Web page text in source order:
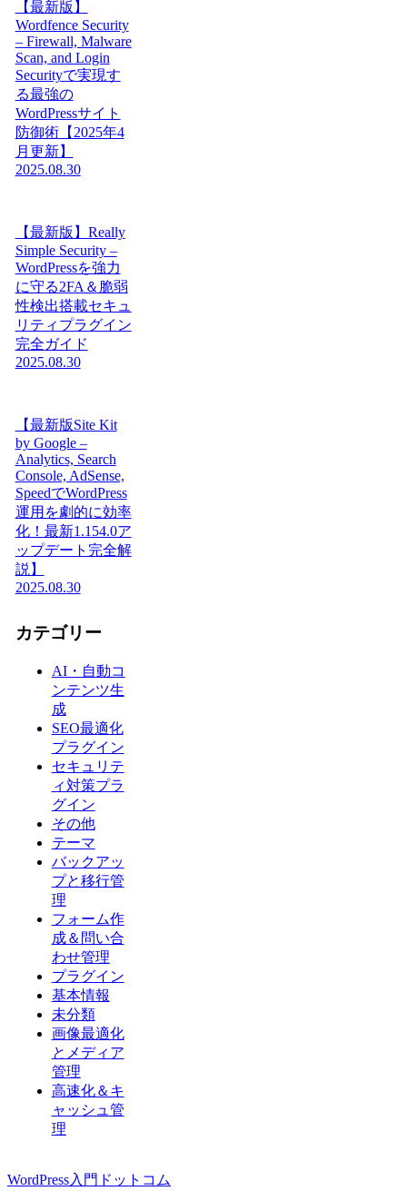
【最新版】
Wordfence Security
– Firewall, Malware
Scan, and Login
Securityで実現す
る最強の
WordPressサイト
防御術【2025年4
月更新】
2025.08.30
【最新版】Really
Simple Security –
WordPressを強力
に守る2FA＆脆弱
性検出搭載セキュ
リティプラグイン
完全ガイド
2025.08.30
【最新版Site Kit
by Google –
Analytics, Search
Console, AdSense,
SpeedでWordPress
運用を劇的に効率
化！最新1.154.0ア
ップデート完全解
説】
2025.08.30
カテゴリー
AI・自動コ
ンテンツ生
成
SEO最適化
プラグイン
セキュリテ
ィ対策プラ
グイン
その他
テーマ
バックアッ
プと移行管
理
フォーム作
成＆問い合
わせ管理
プラグイン
基本情報
未分類
画像最適化
とメディア
管理
高速化＆キ
ャッシュ管
理
WordPress入門ドットコム